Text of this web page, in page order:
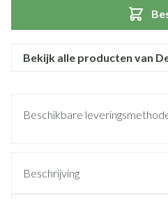
Bekijk alle producten van
Beschikbare
Beschrijving